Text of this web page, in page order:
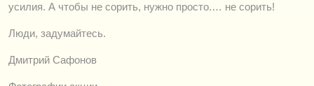
усилия. А чтобы не сорить, нужно просто.… не сорить!
Люди, задумайтесь.
Дмитрий Сафонов